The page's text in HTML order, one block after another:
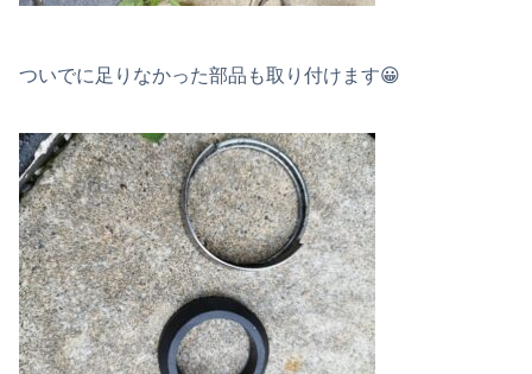
ついでに足りなかった部品も取り付けます😀